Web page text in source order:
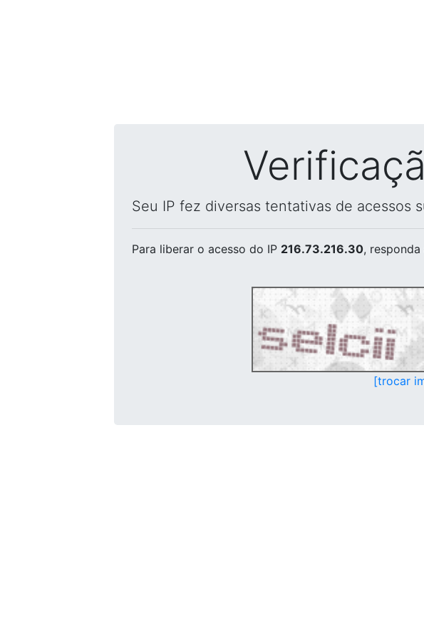
Seu IP fez diversas tentativas de acessos
Para liberar o acesso do IP 216.73.216.30,
[trocar